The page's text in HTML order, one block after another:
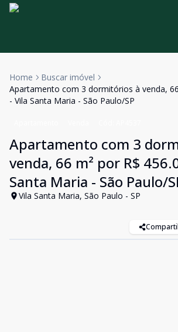
Home
Buscar imóvel
Apartamento com 3 dormitórios à venda,
- Vila Santa Maria - São Paulo/SP
Apartamento com 3
venda, 66 m² por R$
Santa Maria - São Paulo/
Vila Santa Maria, São Paulo - SP